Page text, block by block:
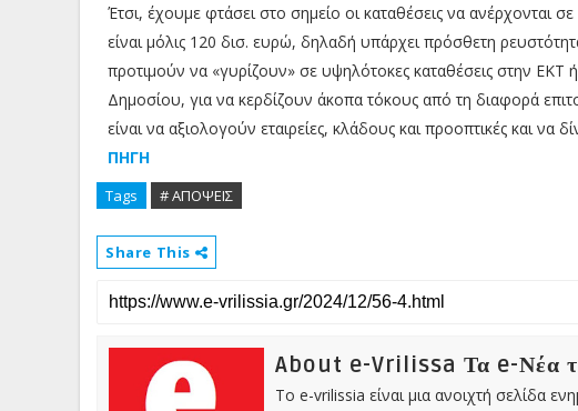
Έτσι, έχουμε φτάσει στο σημείο οι καταθέσεις να ανέρχονται
είναι μόλις 120 δισ. ευρώ, δηλαδή υπάρχει πρόσθετη
προτιμούν να «γυρίζουν» σε υψηλότοκες καταθέσεις στην ΕΚΤ
Δημοσίου, για να κερδίζουν άκοπα τόκους από τη διαφορά
είναι να αξιολογούν εταιρείες, κλάδους και προοπτικές και να
ΠΗΓΗ
Tags # ΑΠΟΨΕΙΣ
Share This
About e-Vrilissa Τα e-Νέα
Το e-vrilissia είναι μια ανοιχτή σελίδα